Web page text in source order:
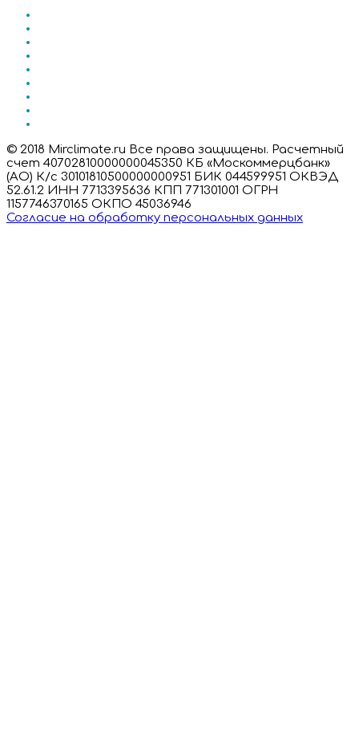
© 2018 Mirclimate.ru Все права защищены. Расчетный
счет 40702810000000045350 КБ «Москоммерцбанк»
(АО) К/с 30101810500000000951 БИК 044599951 ОКВЭД
52.61.2 ИНН 7713395636 КПП 771301001 ОГРН
1157746370165 ОКПО 45036946
Согласие на обработку персональных данных